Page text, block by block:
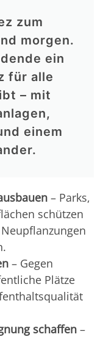
zum
morgen.
ein
für alle
– mit
einem
– Parks,
schützen
– Gegen
Plätze
schaffen –